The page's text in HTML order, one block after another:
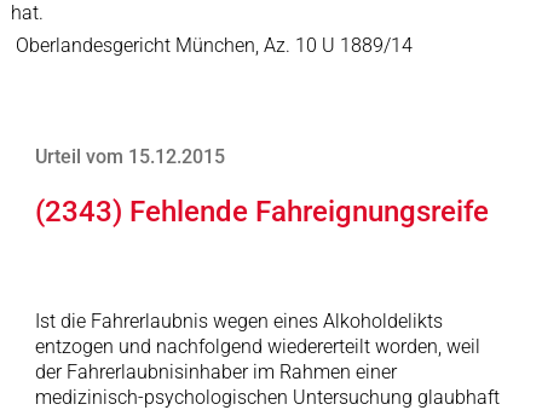
hat.
Oberlandesgericht München, Az. 10 U 1889/14
Urteil vom 15.12.2015
(2343) Fehlende Fahreignungsreife
Ist die Fahrerlaubnis wegen eines Alkoholdelikts
entzogen und nachfolgend wiedererteilt worden, weil
der Fahrerlaubnisinhaber im Rahmen einer
medizinisch-psychologischen Untersuchung glaubhaft